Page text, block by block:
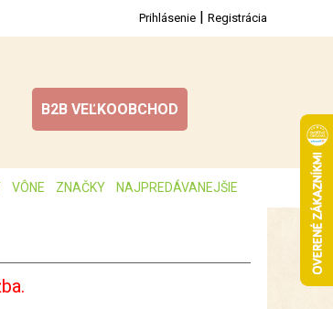
Prihlásenie | Registrácia
B2B VEĽKOOBCHOD
VÔNE ZNAČKY NAJPREDÁVANEJŠIE